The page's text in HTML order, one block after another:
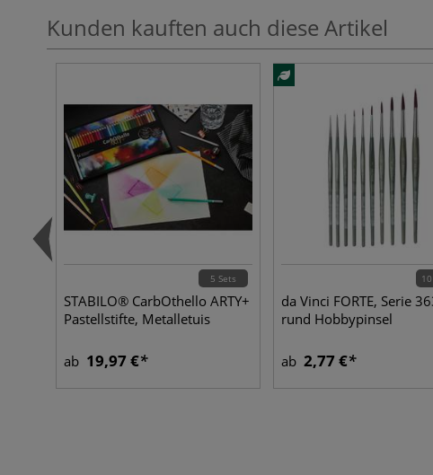
Kunden kauften auch diese Artikel
5 Sets
STABILO® CarbOthello ARTY+
Pastellstifte, Metalletuis
ab 19,97 €
da Vinci FORTE, Serie
rund Hobbypinsel
ab 2,77 €